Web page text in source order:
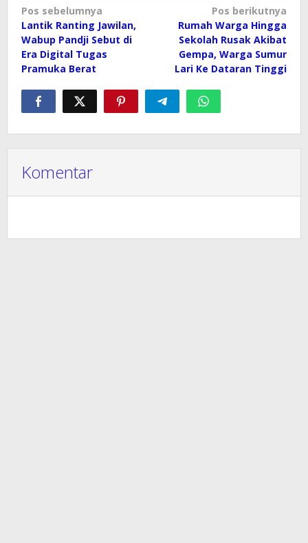
Navigasi
pos
Pos sebelumnya
Lantik Ranting Jawilan,
Wabup Pandji Sebut di
Era Digital Tugas
Pramuka Berat
Pos berikutnya
Rumah Warga Hingga
Sekolah Rusak Akibat
Gempa, Warga Sumur
Lari Ke Dataran Tinggi
Komentar